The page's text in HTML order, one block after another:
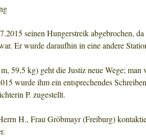
seinen Hungerstreik abgebrochen,
Er wurde daraufhin in eine andere
59,5 kg) geht die Justiz neue Wege; man
wurde ihm ein entsprechendes
P. zugestellt.
H., Frau Gröbmayr (Freiburg)